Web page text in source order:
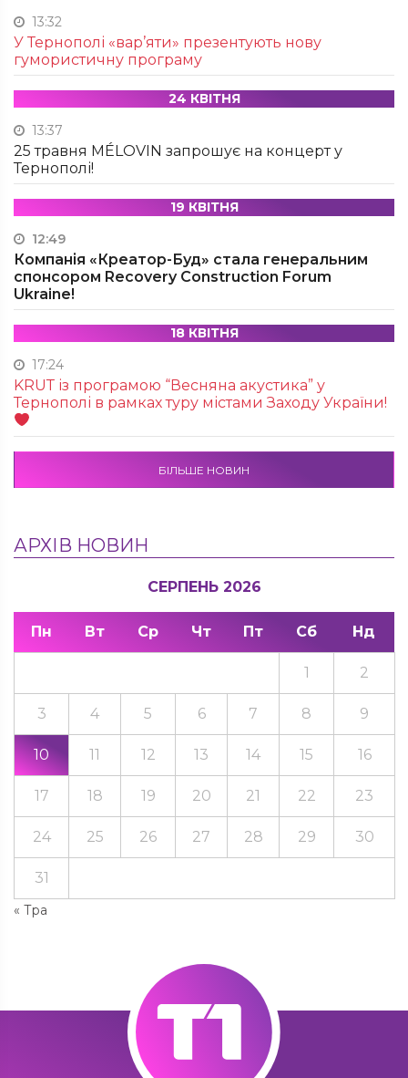
13:32
У Тернополі «вар’яти» презентують нову
гумористичну програму
24 КВІТНЯ
13:37
25 травня MÉLOVIN запрошує на концерт у
Тернополі!
19 КВІТНЯ
12:49
Компанія «Креатор-Буд» стала генеральним
спонсором Recovery Construction Forum
Ukraine!
18 КВІТНЯ
17:24
KRUТ із програмою “Весняна акустика” у
Тернополі в рамках туру містами Заходу України!
БІЛЬШЕ НОВИН
АРХІВ НОВИН
СЕРПЕНЬ 2026
Пн Вт Ср Чт Пт Сб Нд
« Тра
1 2
3 4 5 6 7 8 9
10 11 12 13 14 15 16
17 18 19 20 21 22 23
24 25 26 27 28 29 30
31